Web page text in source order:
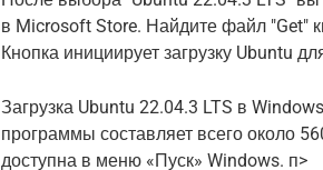
в Microsoft Store. Найдите файл "Get"
Кнопка инициирует загрузку Ubuntu
Загрузка Ubuntu 22.04.3 LTS в
программы составляет всего около
доступна в меню «Пуск» Windows. п>